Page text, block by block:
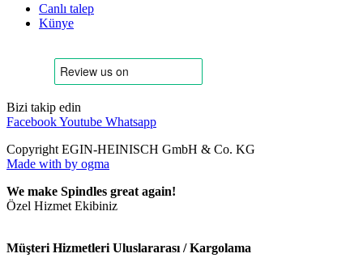
Canlı talep
Künye
Bizi takip edin
FacebookYoutube Whatsapp
Copyright EGIN-HEINISCH GmbH & Co. KG
Made with by ogma
We make Spindles great again!
Özel Hizmet Ekibiniz
Müşteri Hizmetleri Uluslararası / Kargolama